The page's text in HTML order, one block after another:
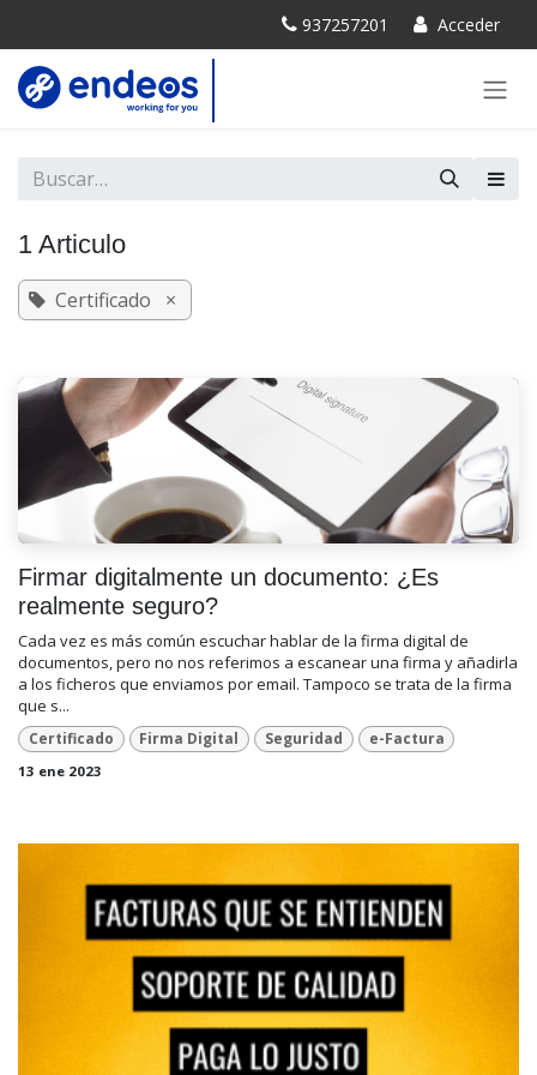
937257201 Acceder
1 Articulo
Certificado ×
Firmar digitalmente un documento: ¿Es
realmente seguro?
Cada vez es más común escuchar hablar de la firma digital de
documentos, pero no nos referimos a escanear una firma y añadirla
a los ficheros que enviamos por email. Tampoco se trata de la firma
que s...
Certificado Firma Digital Seguridad e-Factura
13 ene 2023